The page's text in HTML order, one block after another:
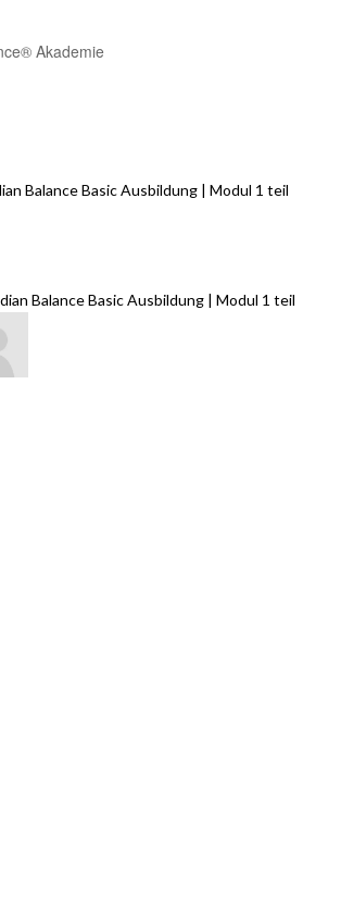
Akademie
Balance Basic Ausbildung | Modul 1 teil
Balance Basic Ausbildung | Modul 1 teil